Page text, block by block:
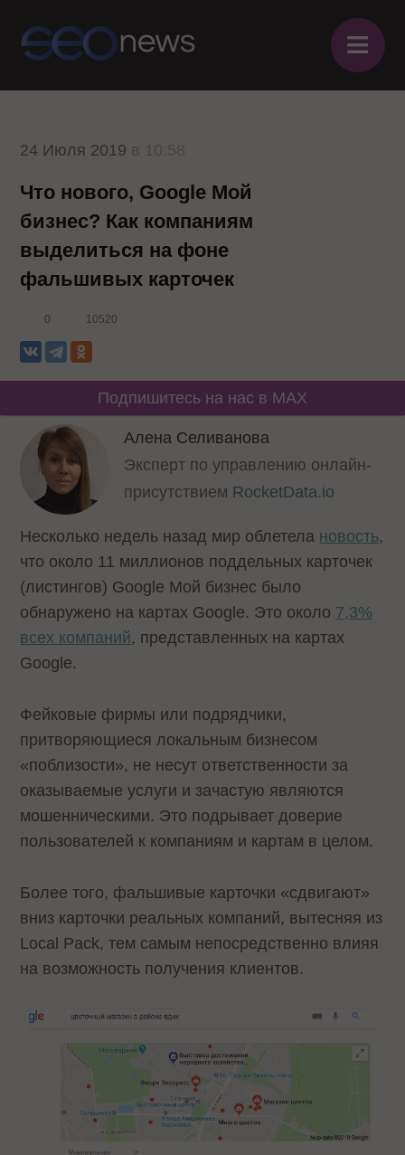
≡
24 Июля 2019
Что нового, Google Мой
бизнес? Как компаниям
выделиться на фоне
фальшивых карточек
0 10520
Подпишитесь на нас в MAX
Алена Селиванова
Эксперт по управлению онлайн-
присутствием RocketData.io
Несколько недель назад мир облетела новость,
что около 11 миллионов поддельных карточек
(листингов) Google Мой бизнес было
обнаружено на картах Google. Это около 7,3%
всех компаний, представленных на картах
Google.
Фейковые фирмы или подрядчики,
притворяющиеся локальным бизнесом
«поблизости», не несут ответственности за
оказываемые услуги и зачастую являются
мошенническими. Это подрывает доверие
пользователей к компаниям и картам в целом.
Более того, фальшивые карточки «сдвигают»
вниз карточки реальных компаний, вытесняя из
Local Pack, тем самым непосредственно влияя
на возможность получения клиентов.